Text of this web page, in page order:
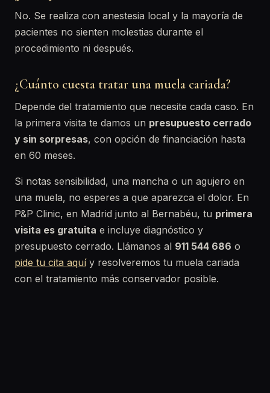
No. Se realiza con anestesia local y la mayoría de
pacientes no sienten molestias durante el
procedimiento ni después.
¿Cuánto cuesta tratar una muela cariada?
Depende del tratamiento que necesite cada caso. En
la primera visita te damos un presupuesto cerrado
y sin sorpresas, con opción de financiación hasta
en 60 meses.
Si notas sensibilidad, una mancha o un agujero en
una muela, no esperes a que aparezca el dolor. En
P&P Clinic, en Madrid junto al Bernabéu, tu primera
visita es gratuita e incluye diagnóstico y
presupuesto cerrado. Llámanos al 911 544 686 o
pide tu cita aquíy resolveremos tu muela cariada
con el tratamiento más conservador posible.